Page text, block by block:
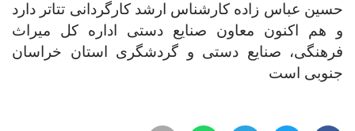
حسین عباس زاده کارشناس ارشد کارگردانی تتاتر دارد
و هم اکنون معاون صنایع دستی اداره کل میراث
فرهنگی، صنایع دستی و گردشگری استان خراسان
جنوبی است